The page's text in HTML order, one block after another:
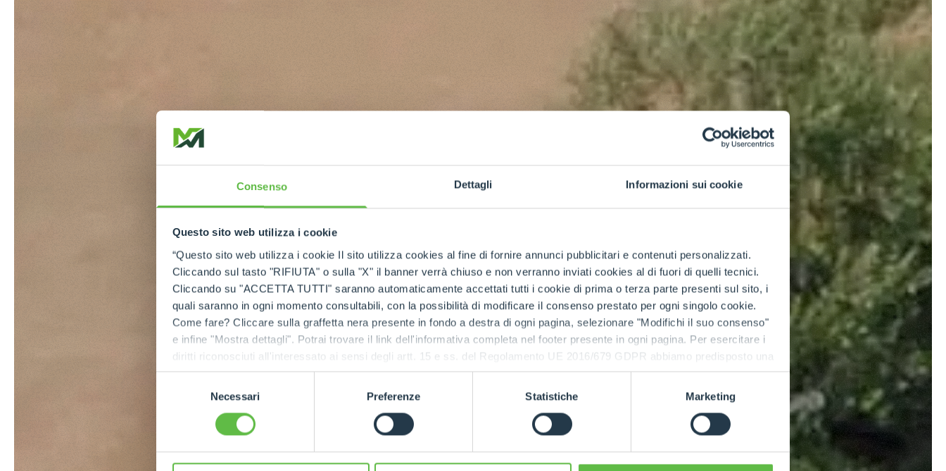
Consenso Dettagli Informazioni sui cookie
Questo sito web utilizza i cookie
“Questo sito web utilizza i cookie Il sito utilizza cookies al fine di fornire annunci pubblicitari e contenuti personalizzati.
Cliccando sul tasto "RIFIUTA" o sulla "X" il banner verrà chiuso e non verranno inviati cookies al di fuori di quelli tecnici.
Cliccando su "ACCETTA TUTTI" saranno automaticamente accettati tutti i cookie di prima o terza parte presenti sul sito, i
quali saranno in ogni momento consultabili, con la possibilità di modificare il consenso prestato per ogni singolo cookie.
Come fare? Cliccare sulla graffetta nera presente in fondo a destra di ogni pagina, selezionare "Modifichi il suo consenso"
e infine "Mostra dettagli". Potrai trovare il link dell'informativa completa nel footer presente in ogni pagina. Per esercitare i
diritti riconosciuti all'interessato ai sensi degli artt. 15 e ss. del Regolamento UE 2016/679 GDPR abbiamo predisposto una
apposita procedura.
Necessari Preferenze Statistiche Marketing